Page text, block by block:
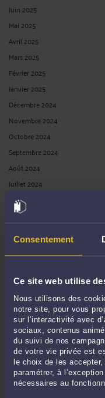
Consentement
Ce site web utilise
Nous utilisons des
notre site, pour vous
sur l’interactivité avec
sociaux, contenus
du suivi de nos
de votre vie privée est
le choix de les
paramétrer, à
nécessaires au
Juin 2025
Mai 2025
Avril 2025
Mars 2025
Février 2025
Janvier 2025
Décembre 2024
Novembre 2024
Octobre 2024
Septembre 2024
Août 2024
Juillet 2024
Juin 2024
Mai 2024
Mars 2024
Janvier 2024
Décembre 2023
Novembre 2023
Octobre 2023
Septembre 2023
Août 2023
Juillet 2023
Juin 2023